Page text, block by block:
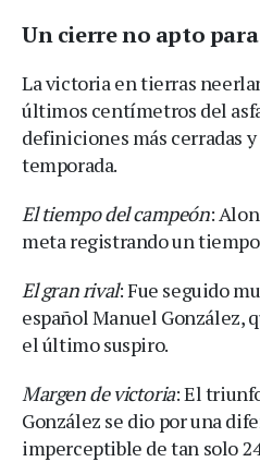
Un cierre no apto
La victoria en tierras
últimos centímetros del
definiciones más cerradas
temporada.
El tiempo del campeón:
meta registrando un
El gran rival: Fue seguido
español Manuel González,
el último suspiro.
Margen de victoria: El
González se dio por una
imperceptible de tan solo